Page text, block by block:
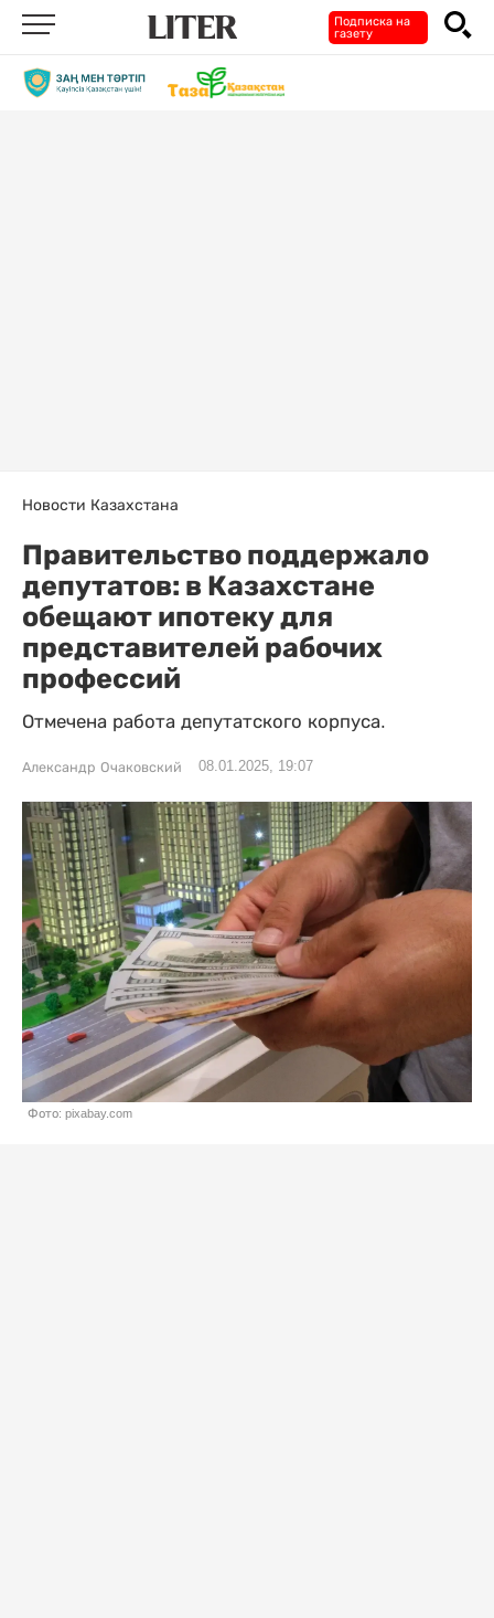
Подписка на
газету
Новости Казахстана
Правительство поддержало
депутатов: в Казахстане
обещают ипотеку для
представителей рабочих
профессий
Отмечена работа депутатского корпуса.
Александр Очаковский 08.01.2025, 19:07
Фото: pixabay.com